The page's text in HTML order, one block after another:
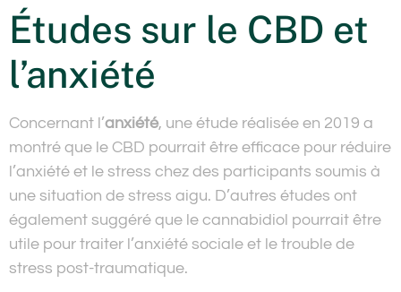
Études sur le CBD et
l’anxiété
Concernant l’anxiété, une étude réalisée en 2019 a
montré que le CBD pourrait être efficace pour réduire
l’anxiété et le stress chez des participants soumis à
une situation de stress aigu. D’autres études ont
également suggéré que le cannabidiol pourrait être
utile pour traiter l’anxiété sociale et le trouble de
stress post-traumatique.